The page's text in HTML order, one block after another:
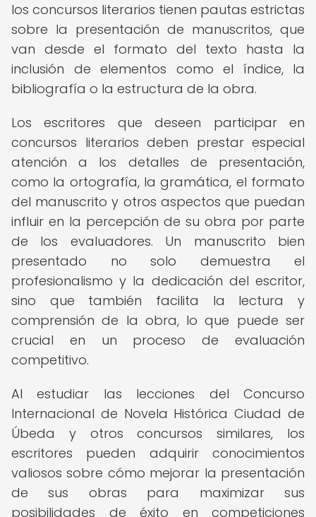
los concursos literarios tienen pautas estrictas
sobre la presentación de manuscritos, que
van desde el formato del texto hasta la
inclusión de elementos como el índice, la
bibliografía o la estructura de la obra.
Los escritores que deseen participar en
concursos literarios deben prestar especial
atención a los detalles de presentación,
como la ortografía, la gramática, el formato
del manuscrito y otros aspectos que puedan
influir en la percepción de su obra por parte
de los evaluadores. Un manuscrito bien
presentado no solo demuestra el
profesionalismo y la dedicación del escritor,
sino que también facilita la lectura y
comprensión de la obra, lo que puede ser
crucial en un proceso de evaluación
competitivo.
Al estudiar las lecciones del Concurso
Internacional de Novela Histórica Ciudad de
Úbeda y otros concursos similares, los
escritores pueden adquirir conocimientos
valiosos sobre cómo mejorar la presentación
de sus obras para maximizar sus
posibilidades de éxito en competiciones